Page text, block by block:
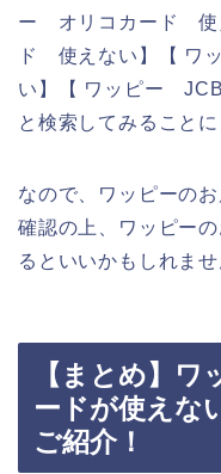
ー オリコカード 使
ド 使えない】【 ワ
い】【 ワッピー
と検索してみることに
なので、ワッピーの
確認の上、ワッピー
るといいかもしれませ
【まとめ】ワ
ードが使えな
ご紹介！